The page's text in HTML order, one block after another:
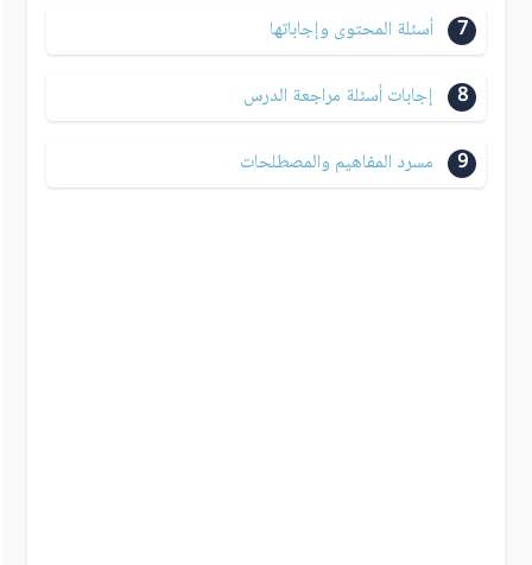
7 أسئلة المحتوى وإجاباتها
8 إجابات أسئلة مراجعة الدرس
9 مسرد المفاهيم والمصطلحات